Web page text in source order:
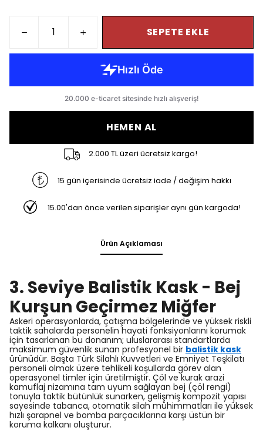
SEPETE EKLE
HEMEN AL
2.000 TL üzeri ücretsiz kargo!
15 gün içerisinde ücretsiz iade / değişim hakkı
15.00'dan önce verilen siparişler aynı gün kargoda!
Ürün Açıklaması
3. Seviye Balistik Kask - Bej
Kurşun Geçirmez Miğfer
Askeri operasyonlarda, çatışma bölgelerinde ve yüksek riskli
taktik sahalarda personelin hayati fonksiyonlarını korumak
için tasarlanan bu donanım; uluslararası standartlarda
maksimum güvenlik sunan profesyonel bir balistik kask
ürünüdür. Başta Türk Silahlı Kuvvetleri ve Emniyet Teşkilatı
personeli olmak üzere tehlikeli koşullarda görev alan
operasyonel timler için üretilmiştir. Çöl ve kurak arazi
kamuflaj nizamına tam uyum sağlayan bej (çöl rengi)
tonuyla taktik bütünlük sunarken, gelişmiş kompozit yapısı
sayesinde tabanca, otomatik silah mühimmatları ile yüksek
hızlı şarapnel ve bomba parçacıklarına karşı üstün bir
koruma kalkanı oluşturur.